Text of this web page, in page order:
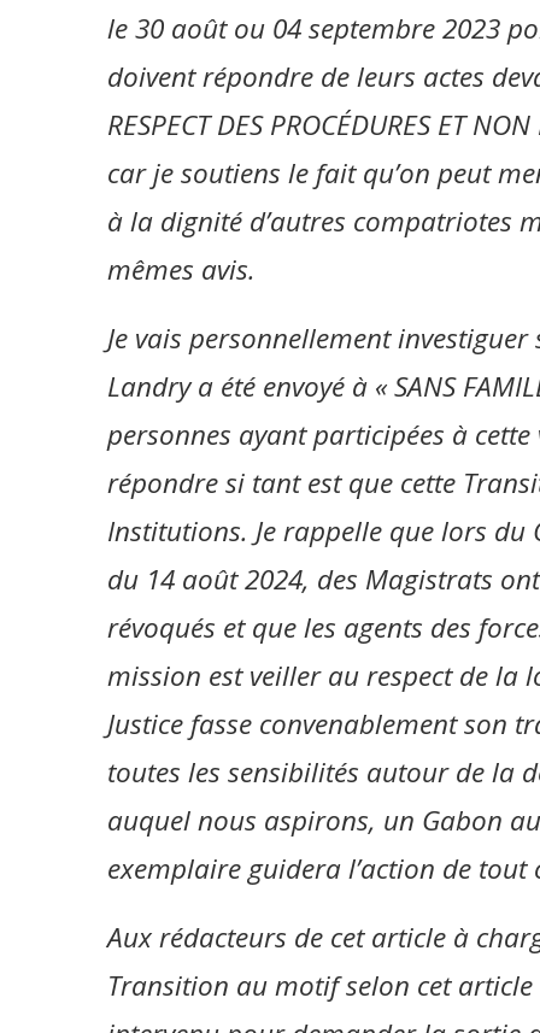
le 30 août ou 04 septembre 2023
doivent répondre de leurs actes
RESPECT DES PROCÉDURES ET
car je soutiens le fait qu’on peut
à la dignité d’autres compatriotes
mêmes avis.
Je vais personnellement
Landry a été envoyé à « SANS
personnes ayant participées à
répondre si tant est que cette
Institutions. Je rappelle que lors
du 14 août 2024, des Magistrats
révoqués et que les agents des
mission est veiller au respect de la
Justice fasse convenablement son
toutes les sensibilités autour de la
auquel nous aspirons, un Gabon
exemplaire guidera l’action de tout
Aux rédacteurs de cet article à
Transition au motif selon cet